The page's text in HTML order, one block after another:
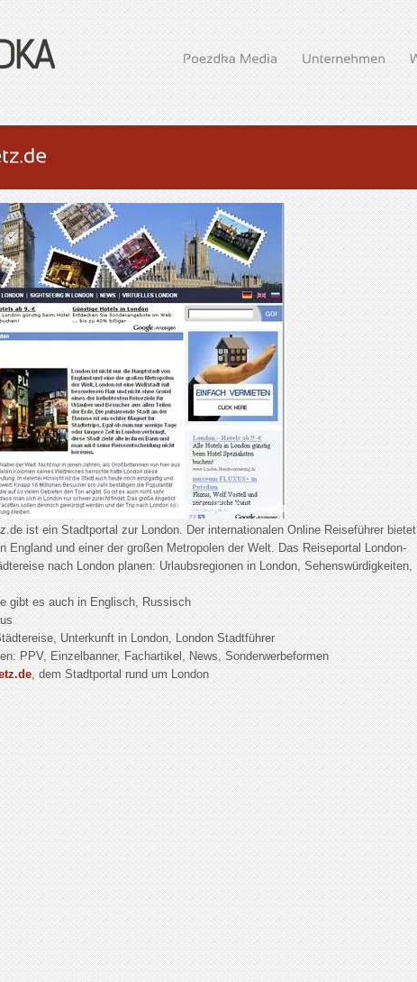
ist ein Stadtportal zur London. Der internationalen Online Reiseführer bietet
England und einer der großen Metropolen der Welt. Das Reiseportal London-
nach London planen: Urlaubsregionen in London, Sehenswürdigkeiten,
gibt es auch in Englisch, Russisch
Unterkunft in London, London Stadtführer
PPV, Einzelbanner, Fachartikel, News, Sonderwerbeformen
, dem Stadtportal rund um London